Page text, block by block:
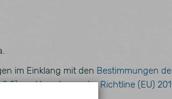
im Einklang mit den Bestimmungen
2.0)zur Umsetzung derRichtline (EU)